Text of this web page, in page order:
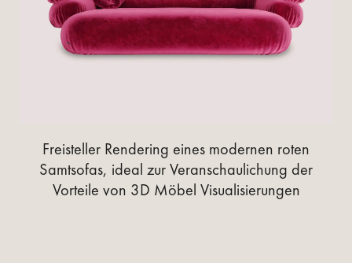
Freisteller Rendering eines modernen roten
Samtsofas, ideal zur Veranschaulichung der
Vorteile von 3D Möbel Visualisierungen